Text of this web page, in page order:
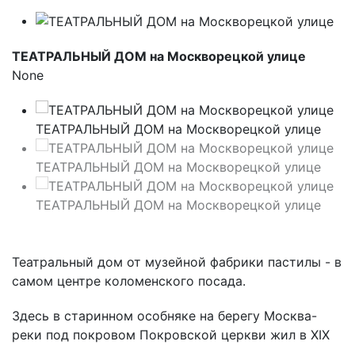
ТЕАТРАЛЬНЫЙ ДОМ на Москворецкой улице
None
ТЕАТРАЛЬНЫЙ ДОМ на Москворецкой улице
ТЕАТРАЛЬНЫЙ ДОМ на Москворецкой улице
ТЕАТРАЛЬНЫЙ ДОМ на Москворецкой улице
Театральный дом от музейной фабрики пастилы - в
самом центре коломенского посада.
Здесь в старинном особняке на берегу Москва-
реки под покровом Покровской церкви жил в XIX